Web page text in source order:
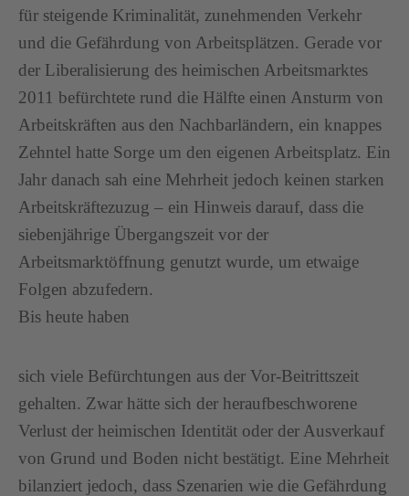
für steigende Kriminalität, zunehmenden Verkehr
und die Gefährdung von Arbeitsplätzen. Gerade vor
der Liberalisierung des heimischen Arbeitsmarktes
2011 befürchtete rund die Hälfte einen Ansturm von
Arbeitskräften aus den Nachbarländern, ein knappes
Zehntel hatte Sorge um den eigenen Arbeitsplatz. Ein
Jahr danach sah eine Mehrheit jedoch keinen starken
Arbeitskräftezuzug – ein Hinweis darauf, dass die
siebenjährige Übergangszeit vor der
Arbeitsmarktöffnung genutzt wurde, um etwaige
Folgen abzufedern.
Bis heute haben
sich viele Befürchtungen aus der Vor-Beitrittszeit
gehalten. Zwar hätte sich der heraufbeschworene
Verlust der heimischen Identität oder der Ausverkauf
von Grund und Boden nicht bestätigt. Eine Mehrheit
bilanziert jedoch, dass Szenarien wie die Gefährdung